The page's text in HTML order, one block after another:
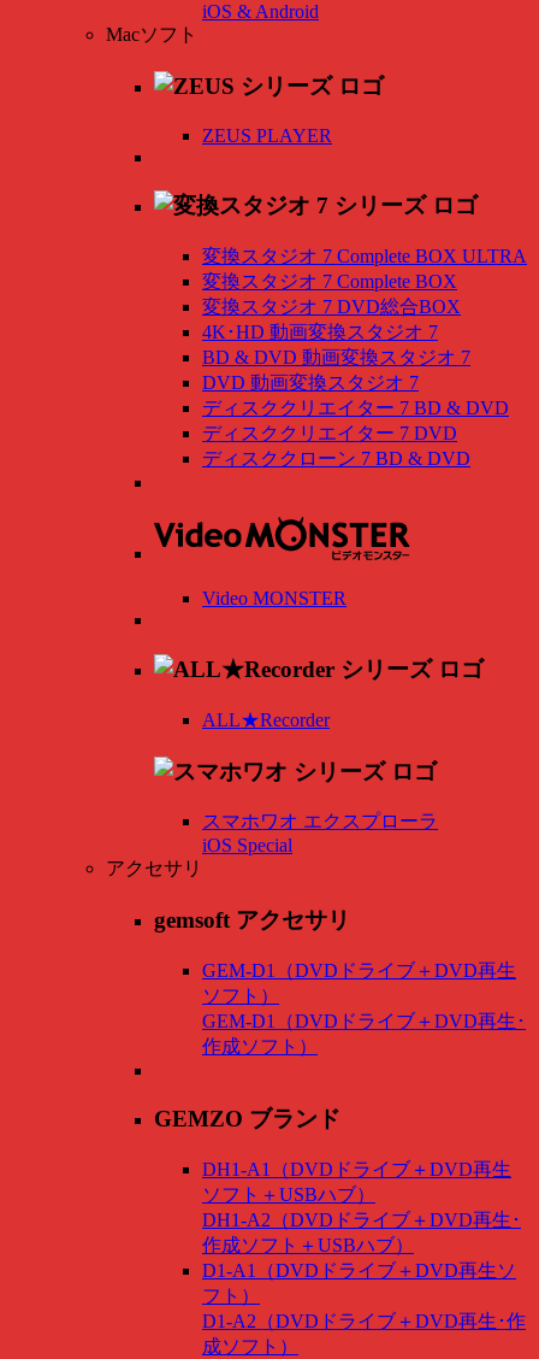
iOS & Android
Macソフト
ZEUS PLAYER
変換スタジオ 7 Complete BOX ULTRA
変換スタジオ 7 Complete BOX
変換スタジオ 7 DVD総合BOX
4K･HD 動画変換スタジオ 7
BD & DVD 動画変換スタジオ 7
DVD 動画変換スタジオ 7
ディスククリエイター 7 BD & DVD
ディスククリエイター 7 DVD
ディスククローン 7 BD & DVD
Video MONSTER
ALL★Recorder
スマホワオ エクスプローラ
iOS Special
アクセサリ
gemsoft アクセサリ
GEM-D1（DVDドライブ＋DVD再生
ソフト）
GEM-D1（DVDドライブ＋DVD再生･
作成ソフト）
GEMZO ブランド
DH1-A1（DVDドライブ＋DVD再生
ソフト＋USBハブ）
DH1-A2（DVDドライブ＋DVD再生･
作成ソフト＋USBハブ）
D1-A1（DVDドライブ＋DVD再生ソ
フト）
D1-A2（DVDドライブ＋DVD再生･作
成ソフト）